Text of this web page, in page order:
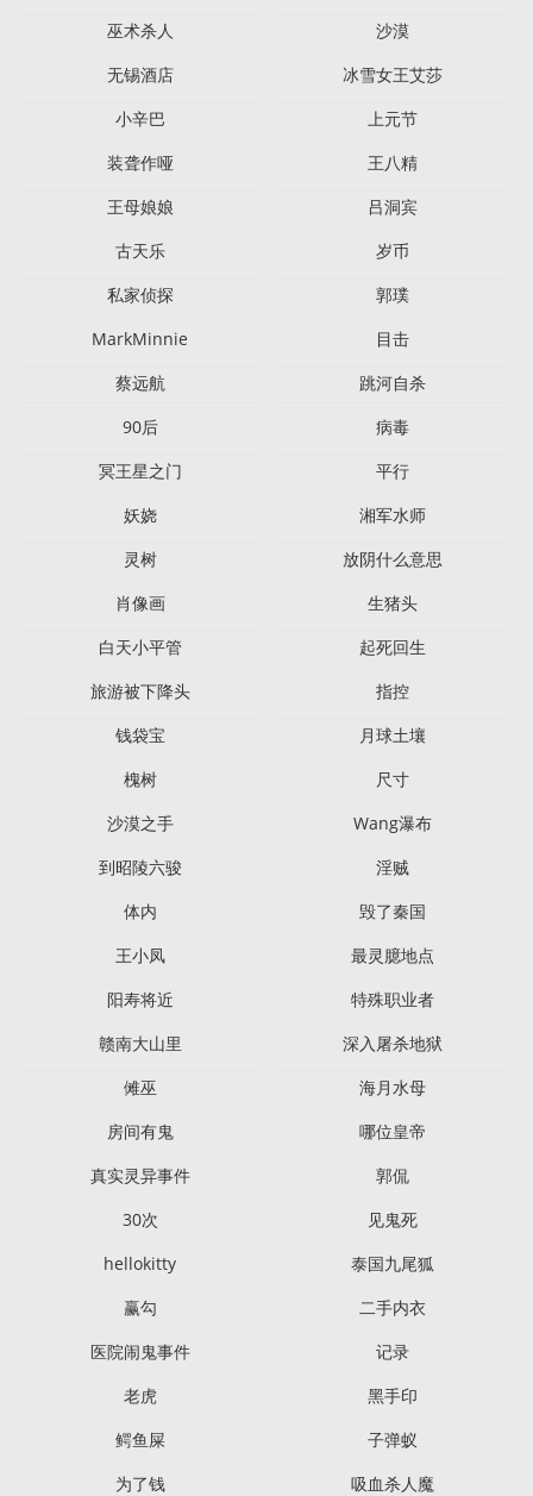
巫术杀人
沙漠
无锡酒店
冰雪女王艾莎
小辛巴
上元节
装聋作哑
王八精
王母娘娘
吕洞宾
古天乐
岁币
私家侦探
郭璞
MarkMinnie
目击
蔡远航
跳河自杀
90后
病毒
冥王星之门
平行
妖娆
湘军水师
灵树
放阴什么意思
肖像画
生猪头
白天小平管
起死回生
旅游被下降头
指控
钱袋宝
月球土壤
槐树
尺寸
沙漠之手
Wang瀑布
到昭陵六骏
淫贼
体内
毁了秦国
王小凤
最灵臆地点
阳寿将近
特殊职业者
赣南大山里
深入屠杀地狱
傩巫
海月水母
房间有鬼
哪位皇帝
真实灵异事件
郭侃
30次
见鬼死
hellokitty
泰国九尾狐
赢勾
二手内衣
医院闹鬼事件
记录
老虎
黑手印
鳄鱼屎
子弹蚁
为了钱
吸血杀人魔